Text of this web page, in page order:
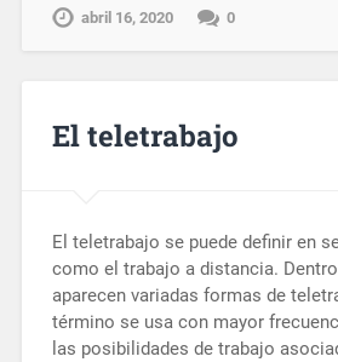
abril 16, 2020 0
El teletrabajo
El teletrabajo se puede definir en
como el trabajo a distancia.
aparecen variadas formas de
término se usa con mayor
las posibilidades de trabajo